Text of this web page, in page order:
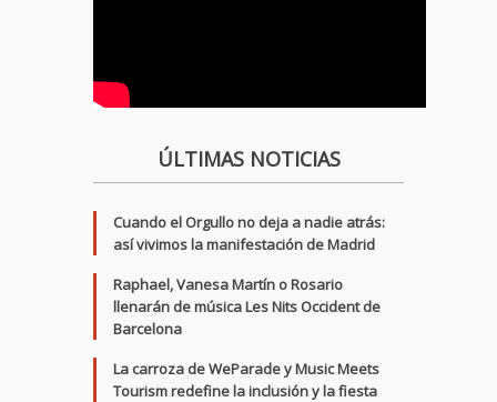
ÚLTIMAS NOTICIAS
Cuando el Orgullo no deja a nadie atrás:
así vivimos la manifestación de Madrid
Raphael, Vanesa Martín o Rosario
llenarán de música Les Nits Occident de
Barcelona
La carroza de WeParade y Music Meets
Tourism redefine la inclusión y la fiesta